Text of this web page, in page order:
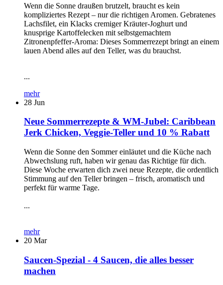
Wenn die Sonne draußen brutzelt, braucht es kein
kompliziertes Rezept – nur die richtigen Aromen. Gebratenes
Lachsfilet, ein Klacks cremiger Kräuter-Joghurt und
knusprige Kartoffelecken mit selbstgemachtem
Zitronenpfeffer-Aroma: Dieses Sommerrezept bringt an einem
lauen Abend alles auf den Teller, was du brauchst.
...
mehr
28 Jun
Neue Sommerrezepte & WM-Jubel: Caribbean
Jerk Chicken, Veggie-Teller und 10 % Rabatt
Wenn die Sonne den Sommer einläutet und die Küche nach
Abwechslung ruft, haben wir genau das Richtige für dich.
Diese Woche erwarten dich zwei neue Rezepte, die ordentlich
Stimmung auf den Teller bringen – frisch, aromatisch und
perfekt für warme Tage.
...
mehr
20 Mar
Saucen-Spezial - 4 Saucen, die alles besser
machen